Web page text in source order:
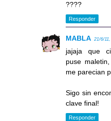
????
Responder
MABLA 21/6/
jajaja que
puse
me parecian
Sigo sin
clave final!
Responder